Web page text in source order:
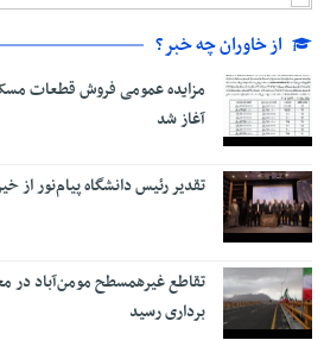
از خاوران چه خبر؟
مزایده عمومی فروش قطعات
آغاز شد
تقدیر رئیس دانشگاه پیام‌نور از
تقاطع غیرهمسطح مومن‌آباد در
برداری رسید